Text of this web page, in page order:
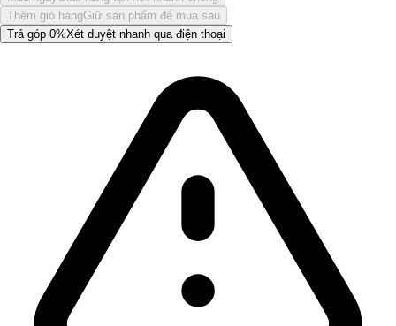
Thêm giỏ hàngGiữ sản phẩm để mua sau
Trả góp 0%Xét duyệt nhanh qua điện thoại